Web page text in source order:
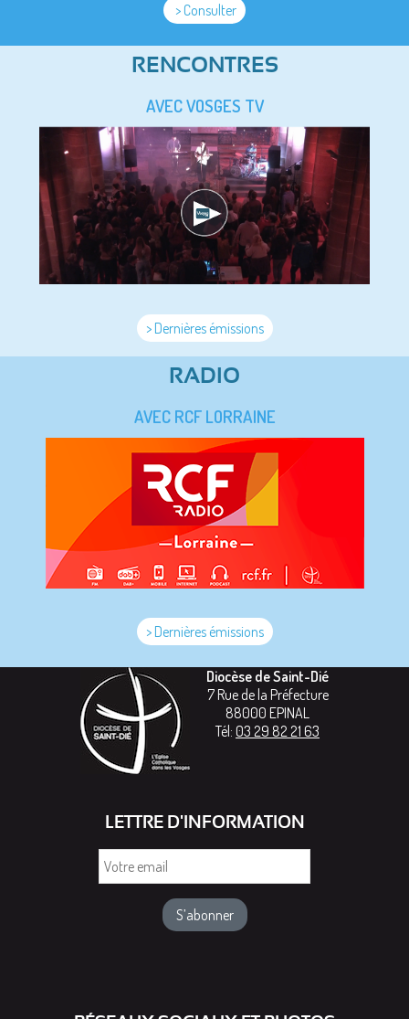
> Consulter
RENCONTRES
AVEC VOSGES TV
> Dernières émissions
RADIO
AVEC RCF LORRAINE
> Dernières émissions
Diocèse de Saint-Dié
7 Rue de la Préfecture
88000 EPINAL
Tél: 03 29 82 21 63
LETTRE D'INFORMATION